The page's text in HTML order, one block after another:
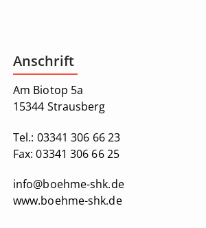
Anschrift
Am Biotop 5a
15344 Strausberg
Tel.: 03341 306 66 23
Fax:03341 306 66 25
info@boehme-shk.de
www.boehme-shk.de